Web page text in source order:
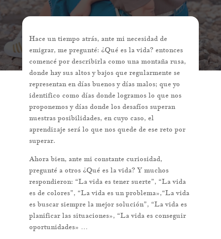
Hace un tiempo atrás, ante mi necesidad de
emigrar, me pregunté: ¿Qué es la vida? entonces
comencé por describirla como una montaña rusa,
donde hay sus altos y bajos que regularmente se
representan en días buenos y días malos; que yo
identifico como días donde logramos lo que nos
proponemos y días donde los desafíos superan
nuestras posibilidades, en cuyo caso, el
aprendizaje será lo que nos quede de ese reto por
superar.
Ahora bien, ante mi constante curiosidad,
pregunté a otros ¿Qué es la vida? Y muchos
respondieron: “La vida es tener suerte”, “La vida
es de colores”, “La vida es un problema»,“La vida
es buscar siempre la mejor solución”, “La vida es
planificar las situaciones», “La vida es conseguir
oportunidades» …